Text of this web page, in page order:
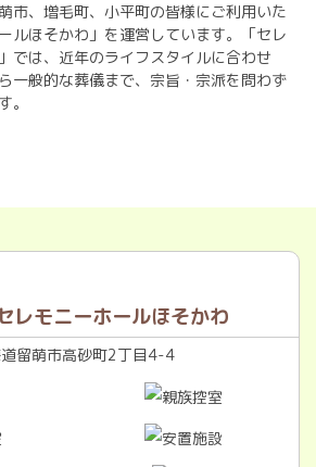
市、増毛町、小平町の皆様にご利用いた
ルほそかわ」を運営しています。「セレ
では、近年のライフスタイルに合わせ
一般的な葬儀まで、宗旨・宗派を問わず
。
レモニーホールほそかわ
留萌市高砂町2丁目4-4